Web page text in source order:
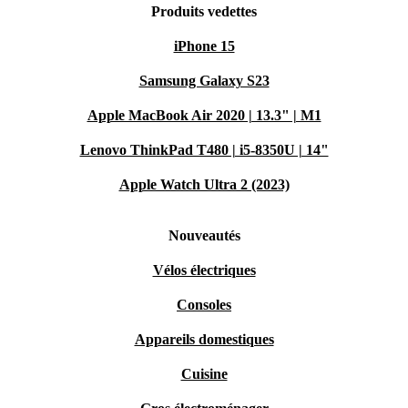
Produits vedettes
iPhone 15
Samsung Galaxy S23
Apple MacBook Air 2020 | 13.3" | M1
Lenovo ThinkPad T480 | i5-8350U | 14"
Apple Watch Ultra 2 (2023)
Nouveautés
Vélos électriques
Consoles
Appareils domestiques
Cuisine